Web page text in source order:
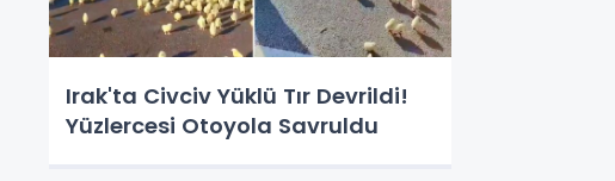
Irak'ta Civciv Yüklü Tır Devrildi!
Yüzlercesi Otoyola Savruldu